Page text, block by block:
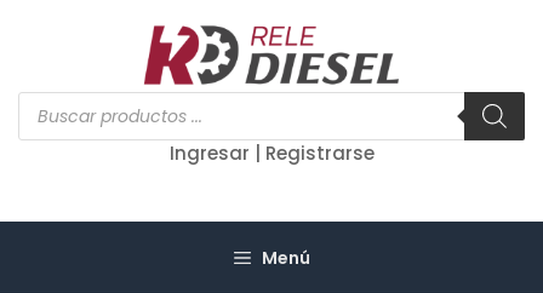
Búsqueda
de
productos
Ingresar | Registrarse
Menú